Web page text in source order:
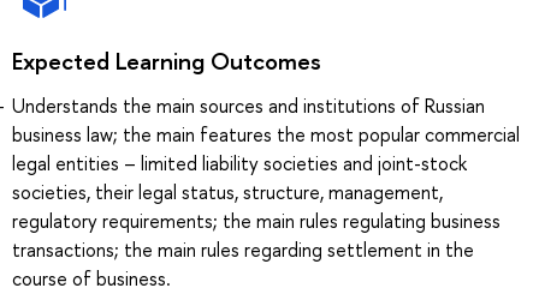
Expected Learning Outcomes
Understands the main sources and institutions of Russian
business law; the main features the most popular commercial
legal entities – limited liability societies and joint-stock
societies, their legal status, structure, management,
regulatory requirements; the main rules regulating business
transactions; the main rules regarding settlement in the
course of business.